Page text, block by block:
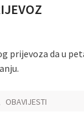
prijevoza da u
OBAVIJESTI